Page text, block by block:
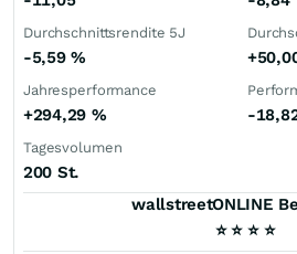
Durchschnittsrendite 5J
-5,59%
Jahresperformance
+294,29 % -
Tagesvolumen
200 St.
wallstreetONLINE
⭐ ⭐ ⭐ ⭐